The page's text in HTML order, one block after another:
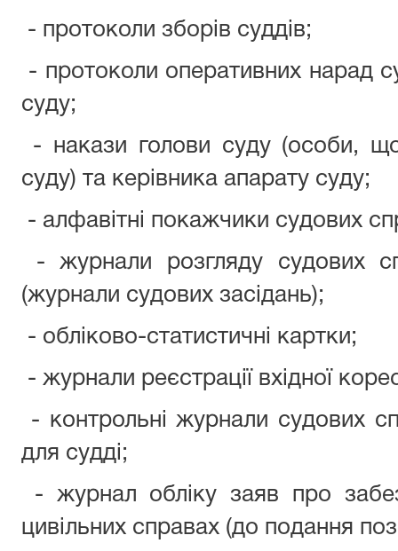
- протоколи зборів суддів;
- протоколи оперативних нарад
суду;
- накази голови суду (особи,
суду) та керівника апарату суду;
- алфавітні покажчики судових
- журнали розгляду судових
(журнали судових засідань);
- обліково-статистичні картки;
- журнали реєстрації вхідної
- контрольні журнали судових
для судді;
- журнал обліку заяв про
цивільних справах (до подання